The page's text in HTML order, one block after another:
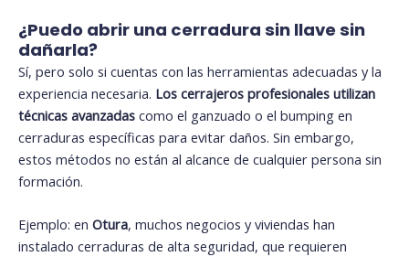
¿Puedo abrir una cerradura sin llave sin
dañarla?
Sí, pero solo si cuentas con las herramientas adecuadas y la
experiencia necesaria. Los cerrajeros profesionales utilizan
técnicas avanzadas como el ganzuado o el bumping en
cerraduras específicas para evitar daños. Sin embargo,
estos métodos no están al alcance de cualquier persona sin
formación.
Ejemplo: en Otura, muchos negocios y viviendas han
instalado cerraduras de alta seguridad, que requieren